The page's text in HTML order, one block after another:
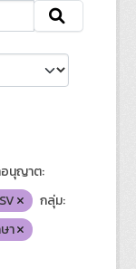
นุญาต:
กลุ่ม:
า